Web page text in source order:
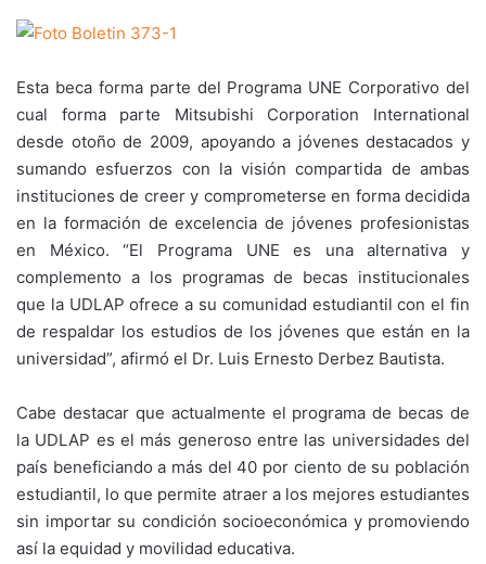
Esta beca forma parte del Programa UNE Corporativo del
cual forma parte Mitsubishi Corporation International
desde otoño de 2009, apoyando a jóvenes destacados y
sumando esfuerzos con la visión compartida de ambas
instituciones de creer y comprometerse en forma decidida
en la formación de excelencia de jóvenes profesionistas
en México. “El Programa UNE es una alternativa y
complemento a los programas de becas institucionales
que la UDLAP ofrece a su comunidad estudiantil con el fin
de respaldar los estudios de los jóvenes que están en la
universidad”, afirmó el Dr. Luis Ernesto Derbez Bautista.
Cabe destacar que actualmente el programa de becas de
la UDLAP es el más generoso entre las universidades del
país beneficiando a más del 40 por ciento de su población
estudiantil, lo que permite atraer a los mejores estudiantes
sin importar su condición socioeconómica y promoviendo
así la equidad y movilidad educativa.